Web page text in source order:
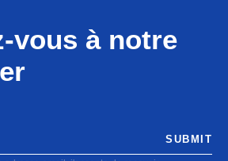
vous à notre
SUBMIT